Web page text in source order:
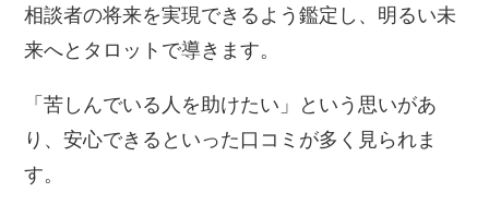
相談者の将来を実現できるよう鑑定し、明るい未
来へとタロットで導きます。
「苦しんでいる人を助けたい」という思いがあ
り、安心できるといった口コミが多く見られま
す。